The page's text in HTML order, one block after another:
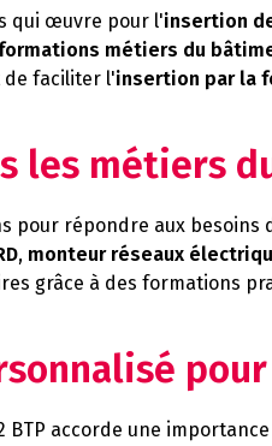
qui œuvre pour l'insertion
métiers du
de faciliter l'insertion par la
les métiers
pour répondre aux besoins
, monteur réseaux
grâce à des formations
BTP accorde une